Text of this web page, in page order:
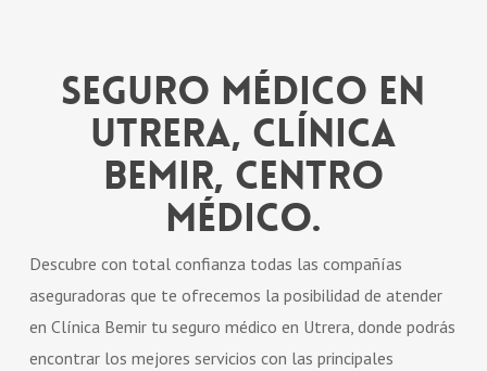
Seguro médico en
Utrera, Clínica
Bemir, centro
médico.
Descubre con total confianza todas las compañías
aseguradoras que te ofrecemos la posibilidad de atender
en Clínica Bemir tu seguro médico en Utrera, donde podrás
encontrar los mejores servicios con las principales